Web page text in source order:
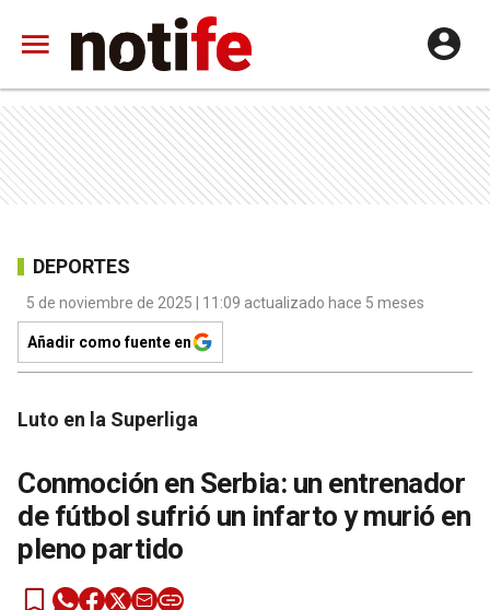
DEPORTES
5 de noviembre de 2025 | 11:09 actualizado hace 5 meses
Añadir como fuente en
Luto en la Superliga
Conmoción en Serbia: un entrenador
de fútbol sufrió un infarto y murió en
pleno partido